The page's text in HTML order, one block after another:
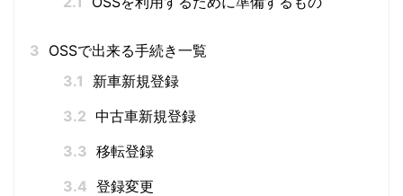
3 OSSで出来る手続き一覧
3.1
新車新規登録
3.2 中古車新規登録
3.3 移転登録
3.4 登録変更